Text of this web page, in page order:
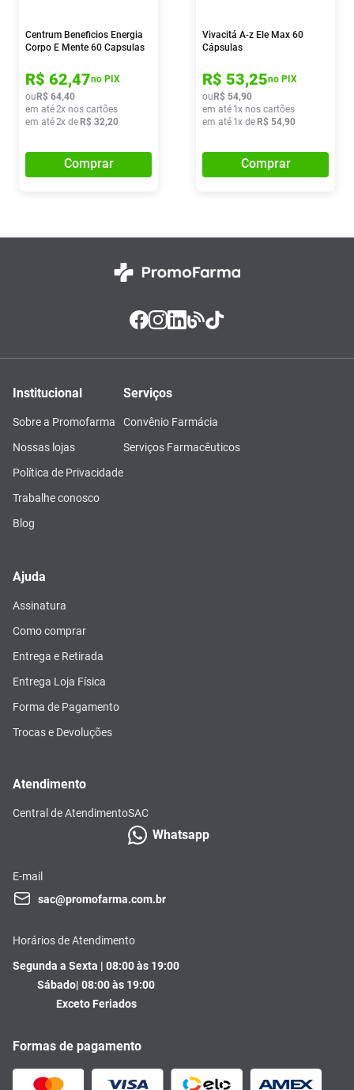
Centrum Beneficios Energia
Corpo E Mente 60 Capsulas
Gelatinosas
R$ 62,47no PIX
ouR$ 64,40
em até2x nos cartões
em até2x deR$ 32,20
Comprar
Vivacitá A-z Ele Max 60
Cápsulas
R$ 53,25no PIX
ouR$ 54,90
em até 1x nos cartões
em até 1x deR$ 54,90
Comprar
Institucional
Sobre a Promofarma
Nossas lojas
Política de Privacidade
Trabalhe conosco
Blog
Serviços
Convênio Farmácia
Serviços Farmacêuticos
Ajuda
Assinatura
Como comprar
Entrega e Retirada
Entrega Loja Física
Forma de Pagamento
Trocas e Devoluções
Atendimento
Central de AtendimentoSAC
Whatsapp
E-mail
sac@promofarma.com.br
Horários de Atendimento
Segunda a Sexta | 08:00 às 19:00
Sábado| 08:00 às 19:00
Exceto Feriados
Formas de pagamento